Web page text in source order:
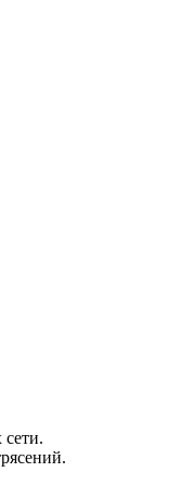
сети.